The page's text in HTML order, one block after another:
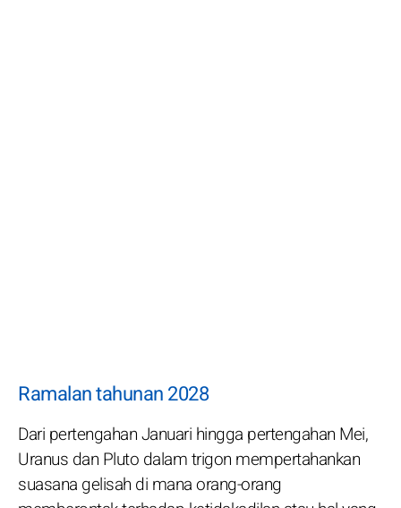
Ramalan tahunan 2028
Dari pertengahan Januari hingga pertengahan Mei,
Uranus dan Pluto dalam trigon mempertahankan
suasana gelisah di mana orang-orang